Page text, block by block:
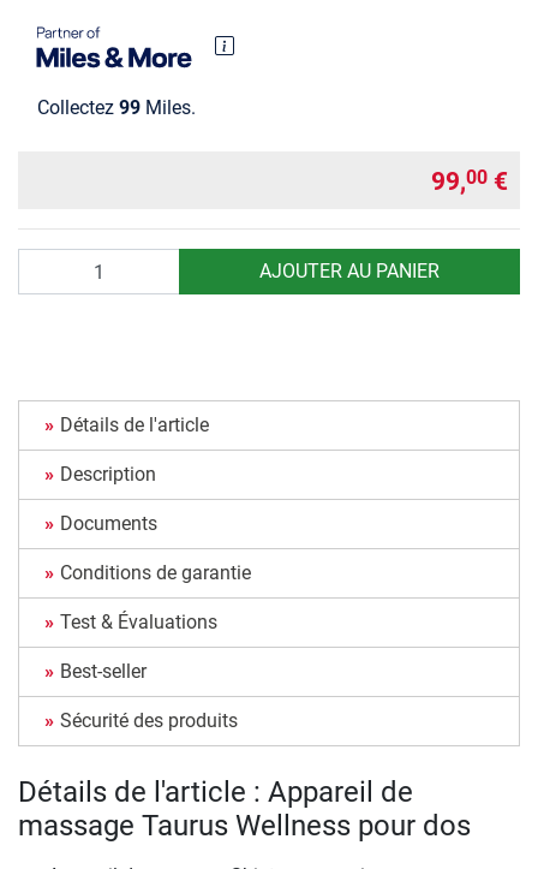
Collectez 99 Miles.
99,00 €
AJOUTER AU PANIER
Détails de l'article
Description
Documents
Conditions de garantie
Test & Évaluations
Best-seller
Sécurité des produits
Détails de l'article : Appareil de
massage Taurus Wellness pour dos